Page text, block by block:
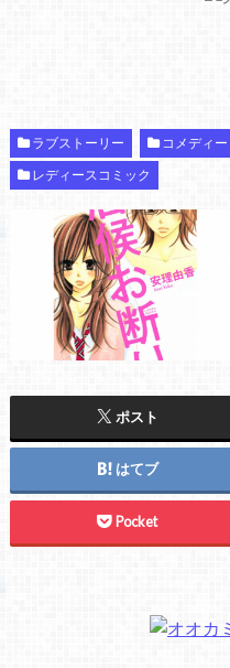
ラブストーリー コメディー
レディースコミック
ポスト
はてブ
Pocket